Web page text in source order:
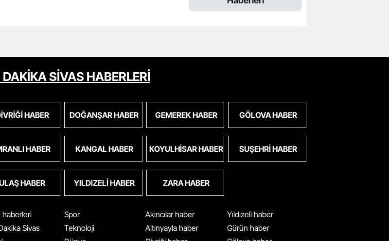
SİVAS HABERLERİ
HABER DOĞANŞAR HABER GEMEREK HABER GÖLOVA HABER
HABER KANGAL HABER KOYULHISAR HABER SUŞEHRI HABER
HABER YILDIZELI HABER ZARA HABER
haberleri
Sivas
Spor
Teknoloji
Akıncılar haber
Altınyayla haber
Yıldızeli haber
Gürün haber